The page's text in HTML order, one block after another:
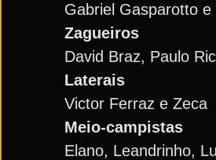
Gabriel Gasparotto e
Zagueiros
David Braz, Paulo
Laterais
Victor Ferraz e Zeca
Meio-campistas
Elano, Leandrinho,